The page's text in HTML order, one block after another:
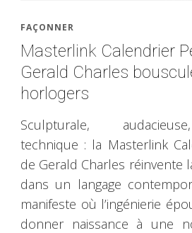
FAÇONNER
Masterlink Calendrier
Gerald Charles
horlogers
Sculpturale,
technique : la Masterlink
de Gerald Charles réinvente
dans un langage
manifeste où l’ingénierie
donner naissance à une